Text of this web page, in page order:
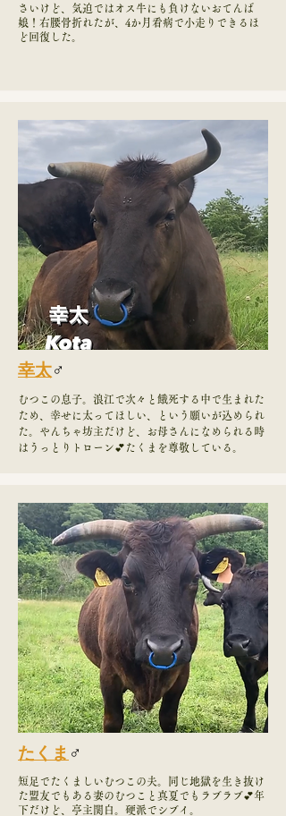
さいけど、気迫ではオス牛にも負けないおてんば
娘！右腰骨折れたが、4か月看病で小走りできるほ
ど回復した。
幸太♂
むつこの息子。浪江で次々と餓死する中で生まれた
ため、幸せに太ってほしい、という願いが込められ
た。やんちゃ坊主だけど、お母さんになめられる時
はうっとりトローン💕たくまを尊敬している。
たくま ♂
短足でたくましいむつこの夫。同じ地獄を生き抜け
た盟友でもある妻のむつこと真夏でもラブラブ💕年
下だけど、亭主関白。硬派でシブイ。